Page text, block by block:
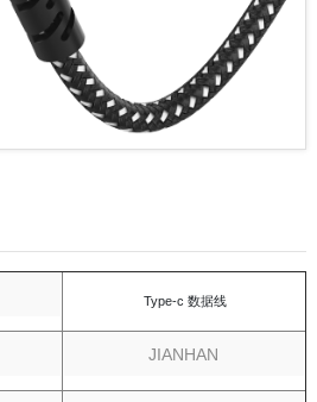
Type-c 数据线
JIANHAN